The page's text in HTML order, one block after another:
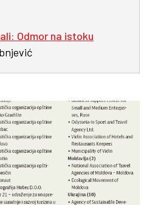
Odmor na istoku